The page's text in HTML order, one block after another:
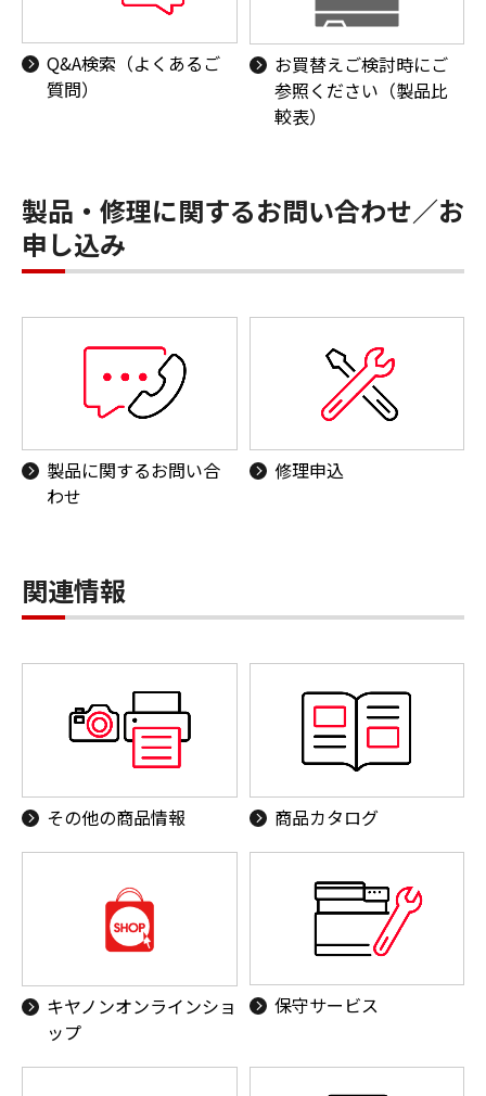
Q&A検索（よくあるご
質問）
お買替えご検討時にご
参照ください（製品比
較表）
製品・修理に関するお問い合わせ／お
申し込み
製品に関するお問い合
わせ
修理申込
関連情報
その他の商品情報 商品カタログ
キヤノンオンラインショ
ップ
保守サービス